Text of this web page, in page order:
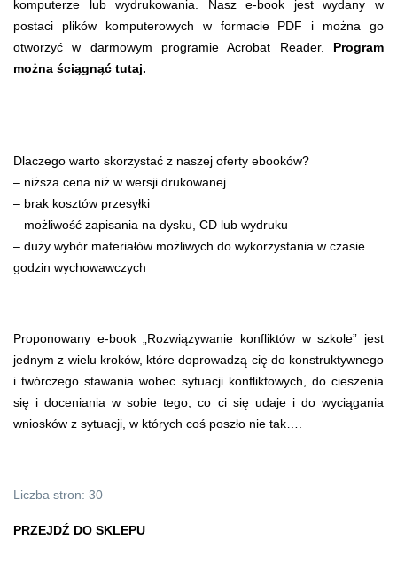
komputerze lub wydrukowania. Nasz e-book jest wydany w
postaci plików komputerowych w formacie PDF i można go
otworzyć w darmowym programie Acrobat Reader. Program
można ściągnąć tutaj.
Dlaczego warto skorzystać z naszej oferty ebooków?
– niższa cena niż w wersji drukowanej
– brak kosztów przesyłki
– możliwość zapisania na dysku, CD lub wydruku
– duży wybór materiałów możliwych do wykorzystania w czasie
godzin wychowawczych
Proponowany e-book „Rozwiązywanie konfliktów w szkole” jest
jednym z wielu kroków, które doprowadzą cię do konstruktywnego
i twórczego stawania wobec sytuacji konfliktowych, do cieszenia
się i doceniania w sobie tego, co ci się udaje i do wyciągania
wniosków z sytuacji, w których coś poszło nie tak….
Liczba stron: 30
PRZEJDŹ DO SKLEPU